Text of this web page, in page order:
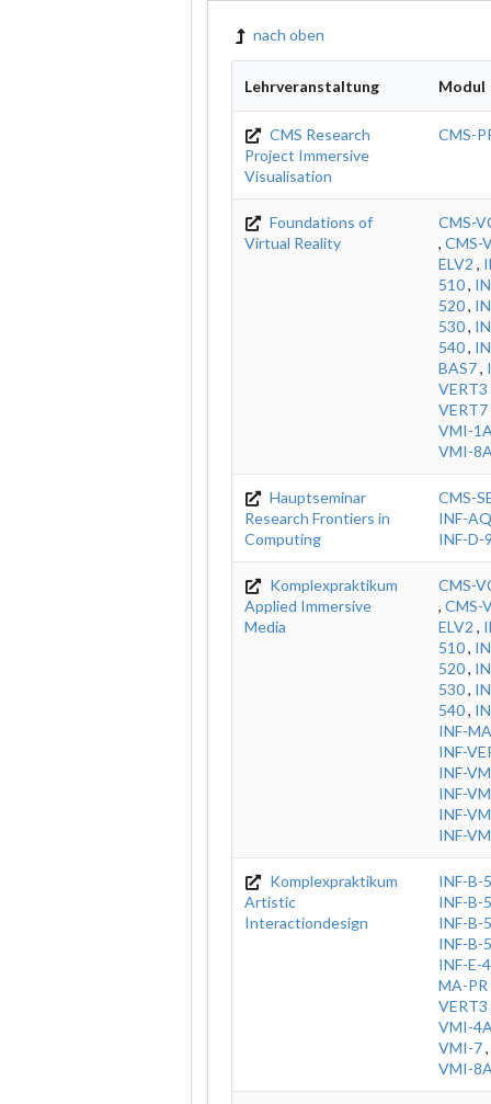
nach oben
Lehrveranstaltung Modul
CMS Research
Project Immersive
Visualisation
CMS-
Foundations of
Virtual Reality
CMS-
, CMS-
ELV2 ,
510,
520,
530,
540,
BAS7,
VERT3
VERT7
VMI-
VMI-
Hauptseminar
Research Frontiers in
Computing
CMS-
INF-
INF-D-
Komplexpraktikum
Applied Immersive
Media
CMS-
, CMS-
ELV2 ,
510,
520,
530,
540,
INF-
INF-
INF-
INF-
INF-
INF-
Komplexpraktikum
Artistic
Interactiondesign
INF-B-
INF-B-
INF-B-
INF-B-
INF-E-4
MA-PR
VERT3
VMI-
VMI-7,
VMI-